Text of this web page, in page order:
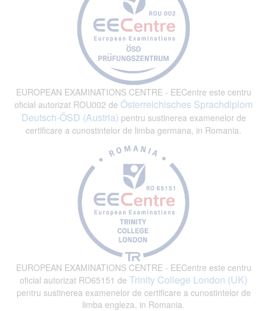
EUROPEAN EXAMINATIONS CENTRE - EECentre este centru
oficial autorizat ROU002 de Österreichisches Sprachdiplom
Deutsch-ÖSD (Austria) pentru sustinerea examenelor de
certificare a cunostintelor de limba germana, in Romania.
EUROPEAN EXAMINATIONS CENTRE - EECentre este centru
oficial autorizat RO65151 de Trinity College London (UK)
pentru sustinerea examenelor de certificare a cunostintelor de
limba engleza, in Romania.